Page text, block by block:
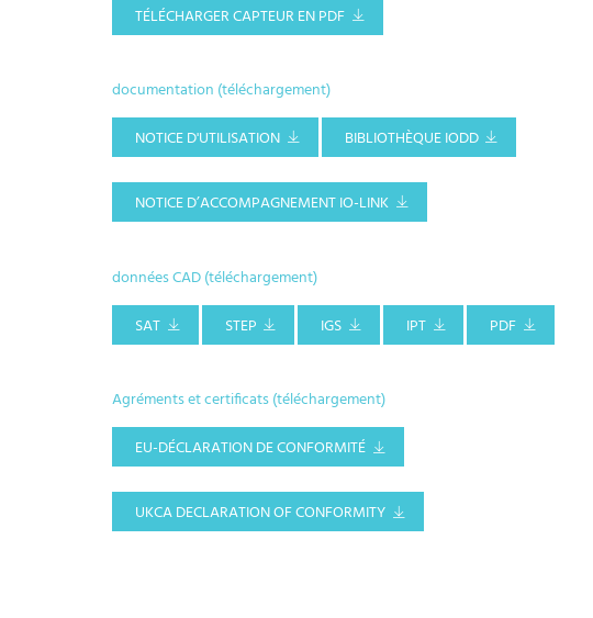
TÉLÉCHARGER CAPTEUR EN PDF
documentation (téléchargement)
NOTICE D'UTILISATION
BIBLIOTHÈQUE IODD
NOTICE D’ACCOMPAGNEMENT IO-LINK
données CAD (téléchargement)
SAT
STEP IGS IPT PDF
Agréments et certificats (téléchargement)
EU-DÉCLARATION DE CONFORMITÉ
UKCA DECLARATION OF CONFORMITY